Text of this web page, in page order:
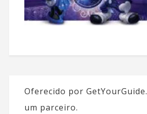
Oferecido por GetYourGuide.
um parceiro.